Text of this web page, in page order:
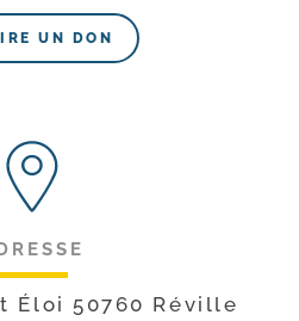
UN DON
Éloi 50760 Réville